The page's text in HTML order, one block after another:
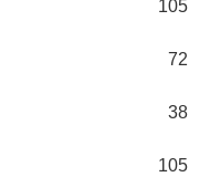
105
72
38
105